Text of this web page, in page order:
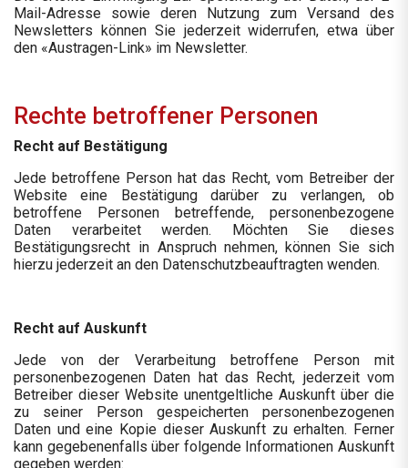
Mail-Adresse sowie deren Nutzung zum Versand des
Newsletters können Sie jederzeit widerrufen, etwa über
den «Austragen-Link» im Newsletter.
Rechte betroffener Personen
Recht auf Bestätigung
Jede betroffene Person hat das Recht, vom Betreiber der
Website eine Bestätigung darüber zu verlangen, ob
betroffene Personen betreffende, personenbezogene
Daten verarbeitet werden. Möchten Sie dieses
Bestätigungsrecht in Anspruch nehmen, können Sie sich
hierzu jederzeit an den Datenschutzbeauftragten wenden.
Recht auf Auskunft
Jede von der Verarbeitung betroffene Person mit
personenbezogenen Daten hat das Recht, jederzeit vom
Betreiber dieser Website unentgeltliche Auskunft über die
zu seiner Person gespeicherten personenbezogenen
Daten und eine Kopie dieser Auskunft zu erhalten. Ferner
kann gegebenenfalls über folgende Informationen Auskunft
gegeben werden: